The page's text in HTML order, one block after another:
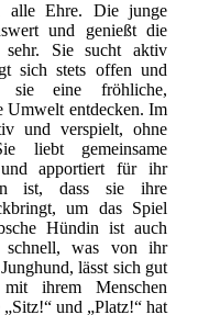
alle Ehre. Die junge
und genießt die
sehr. Sie sucht aktiv
sich stets offen und
sie eine fröhliche,
Umwelt entdecken. Im
und verspielt, ohne
liebt gemeinsame
und apportiert für ihr
ist, dass sie ihre
um das Spiel
Hündin ist auch
schnell, was von ihr
lässt sich gut
ihrem Menschen
und „Platz!“ hat